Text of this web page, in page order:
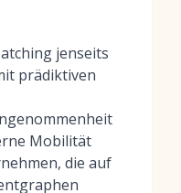
jenseits
prädiktiven
Mobilität
die auf